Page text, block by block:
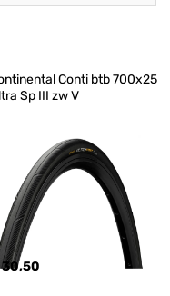
Conti btb 700x25
Sp III zw V